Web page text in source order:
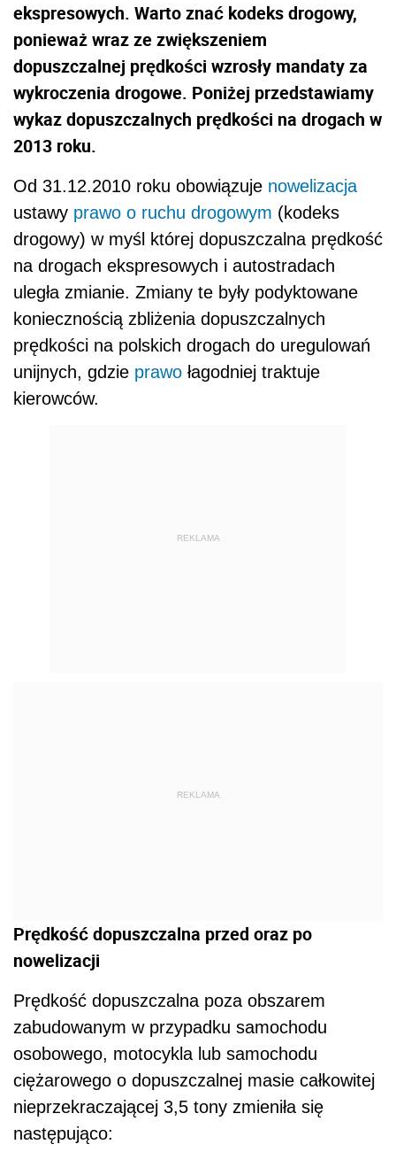
ekspresowych. Warto znać kodeks drogowy,
ponieważ wraz ze zwiększeniem
dopuszczalnej prędkości wzrosły mandaty za
wykroczenia drogowe. Poniżej przedstawiamy
wykaz dopuszczalnych prędkości na drogach w
2013 roku.
Od 31.12.2010 roku obowiązuje nowelizacja
ustawy prawo o ruchu drogowym (kodeks
drogowy) w myśl której dopuszczalna prędkość
na drogach ekspresowych i autostradach
uległa zmianie. Zmiany te były podyktowane
koniecznością zbliżenia dopuszczalnych
prędkości na polskich drogach do uregulowań
unijnych, gdzie prawo łagodniej traktuje
kierowców.
REKLAMA
REKLAMA
Prędkość dopuszczalna przed oraz po
nowelizacji
Prędkość dopuszczalna poza obszarem
zabudowanym w przypadku samochodu
osobowego, motocykla lub samochodu
ciężarowego o dopuszczalnej masie całkowitej
nieprzekraczającej 3,5 tony zmieniła się
następująco: